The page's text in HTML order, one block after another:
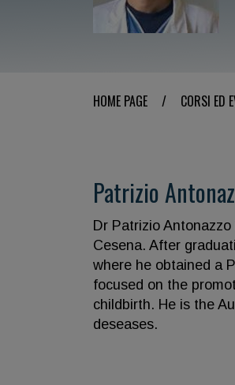
HOME PAGE / CORSI ED
Patrizio
Dr Patrizio
Cesena. After
where he obtained a
focused on the
childbirth. He is the
deseases.